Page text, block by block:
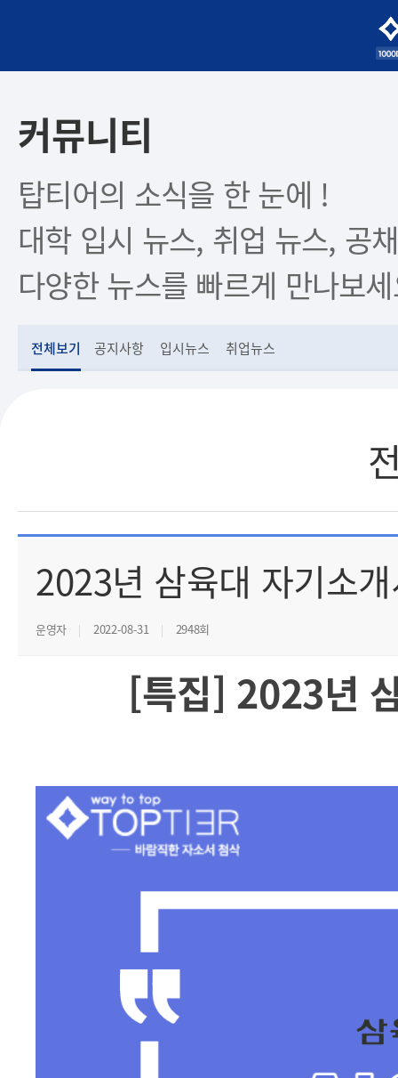
커뮤니티
탑티어의 소식을 한 눈에 !
대학 입시 뉴스, 취업 뉴스, 공
다양한 뉴스를 빠르게 만나보
전체보기 공지사항 입시뉴스 취업뉴스
2023년 삼육대 자기소
운영자 2022-08-31 2948회
[특집] 2023년